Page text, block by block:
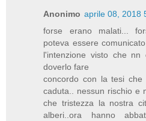
Anonimo aprile 08, 2018
forse erano malati...
poteva essere
l'intenzione visto che nn
doverlo fare
concordo con la tesi che
caduta.. nessun rischio e
che tristezza la nostra
alberi..ora hanno